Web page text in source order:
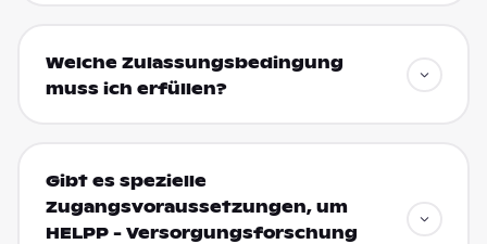
Welche Zulassungsbedingung
muss ich erfüllen?
Gibt es spezielle
Zugangsvoraussetzungen, um
HELPP - Versorgungsforschung